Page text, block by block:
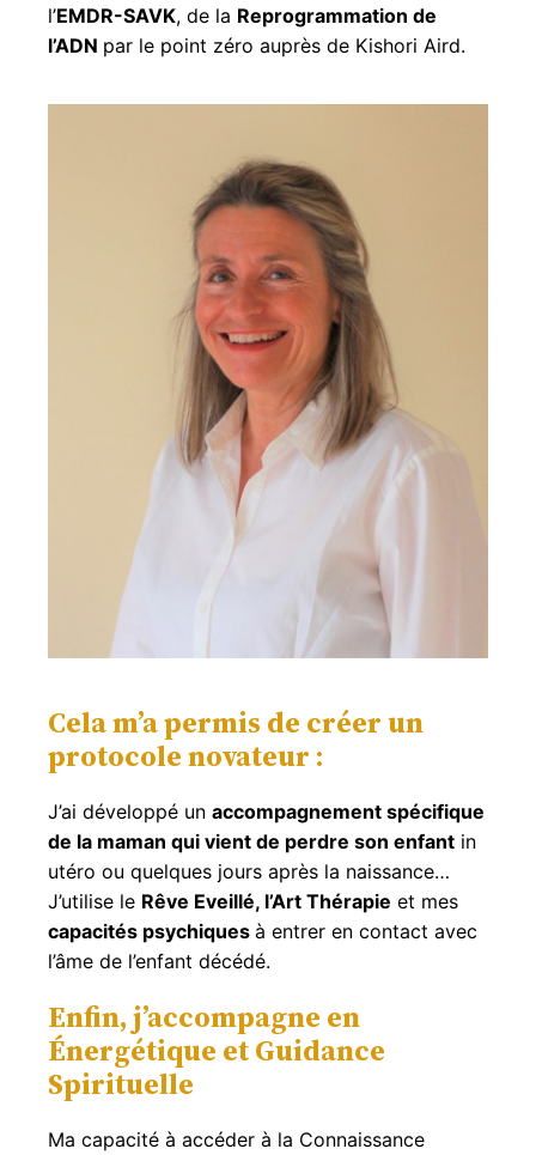
l’EMDR-SAVK, de la Reprogrammation de
l’ADN par le point zéro auprès de Kishori Aird.
Cela m’a permis de créer un
protocole novateur :
J’ai développé unaccompagnement spécifique
de la maman qui vient de perdre son enfant in
utéro ou quelques jours après la naissance…
J’utilise le Rêve Eveillé, l’Art Thérapie et mes
capacités psychiquesà entrer en contact avec
l’âme de l’enfant décédé.
Enfin, j’accompagne en
Énergétique et Guidance
Spirituelle
Ma capacité à accéder à la Connaissance